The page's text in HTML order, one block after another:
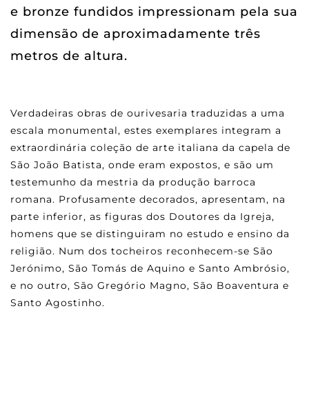
e bronze fundidos impressionam pela sua
dimensão de aproximadamente três
metros de altura.
Verdadeiras obras de ourivesaria traduzidas a uma
escala monumental, estes exemplares integram a
extraordinária coleção de arte italiana da capela de
São João Batista, onde eram expostos, e são um
testemunho da mestria da produção barroca
romana. Profusamente decorados, apresentam, na
parte inferior, as figuras dos Doutores da Igreja,
homens que se distinguiram no estudo e ensino da
religião. Num dos tocheiros reconhecem-se São
Jerónimo, São Tomás de Aquino e Santo Ambrósio,
e no outro, São Gregório Magno, São Boaventura e
Santo Agostinho.